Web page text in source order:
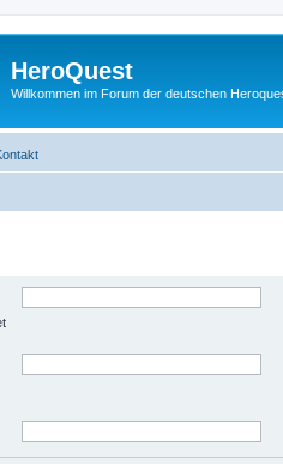
HeroQuest
Willkommen im Forum der deutschen